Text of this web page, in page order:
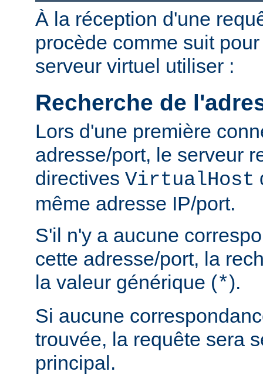
À la réception d'une
procède comme suit
serveur virtuel utiliser :
Recherche de
Lors d'une première
adresse/port, le serveur
directives VirtualHost
même adresse IP/port.
S'il n'y a aucune
cette adresse/port, la
la valeur générique (*).
Si aucune
trouvée, la requête sera
principal.